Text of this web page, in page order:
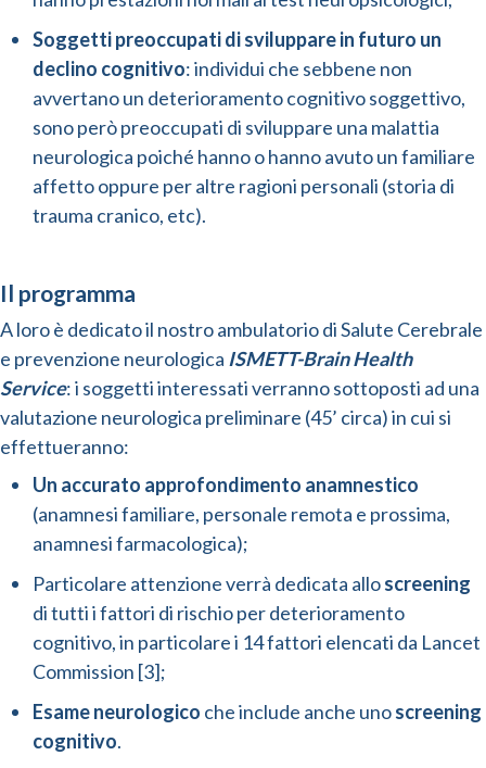
Soggetti preoccupati di sviluppare in futuro un
declino cognitivo: individui che sebbene non
avvertano un deterioramento cognitivo soggettivo,
sono però preoccupati di sviluppare una malattia
neurologica poiché hanno o hanno avuto un familiare
affetto oppure per altre ragioni personali (storia di
trauma cranico, etc).
Il programma
A loro è dedicato il nostro ambulatorio di Salute Cerebrale
e prevenzione neurologica ISMETT-Brain Health
Service: i soggetti interessati verranno sottoposti ad una
valutazione neurologica preliminare (45’ circa) in cui si
effettueranno:
Un accurato approfondimento anamnestico
(anamnesi familiare, personale remota e prossima,
anamnesi farmacologica);
Particolare attenzione verrà dedicata alloscreening
di tutti i fattori di rischio per deterioramento
cognitivo, in particolare i 14 fattori elencati da Lancet
Commission [3];
Esame neurologico che include anche unoscreening
cognitivo.